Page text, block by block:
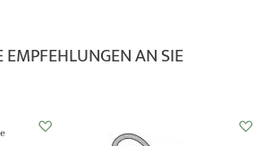
EMPFEHLUNGEN AN SIE